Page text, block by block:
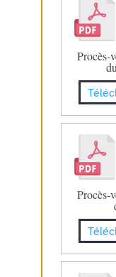
Procès-
Procès-